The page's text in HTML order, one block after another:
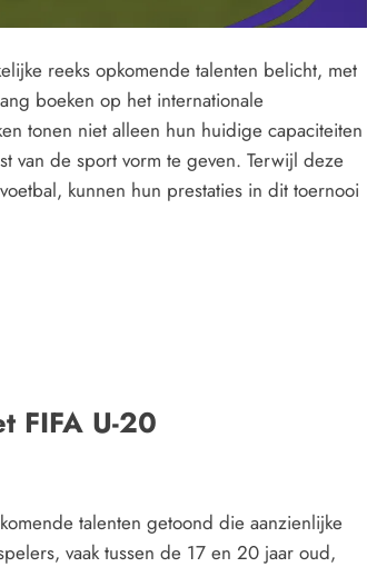
reeks opkomende talenten belicht, met
boeken op het internationale
tonen niet alleen hun huidige capaciteiten
van de sport vorm te geven. Terwijl deze
kunnen hun prestaties in dit toernooi
FIFA U-20
talenten getoond die aanzienlijke
vaak tussen de 17 en 20 jaar oud,